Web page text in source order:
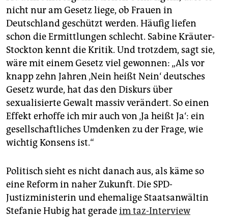
nicht nur am Gesetz liege, ob Frauen in
Deutschland geschützt werden. Häufig liefen
schon die Ermittlungen schlecht. Sabine Kräuter-
Stockton kennt die Kritik. Und trotzdem, sagt sie,
wäre mit einem Gesetz viel gewonnen: „Als vor
knapp zehn Jahren ‚Nein heißt Nein‘ deutsches
Gesetz wurde, hat das den Diskurs über
sexualisierte Gewalt massiv verändert. So einen
Effekt erhoffe ich mir auch von ‚Ja heißt Ja‘: ein
gesellschaftliches Umdenken zu der Frage, wie
wichtig Konsens ist.“
Politisch sieht es nicht danach aus, als käme so
eine Reform in naher Zukunft. Die SPD-
Justizministerin und ehemalige Staatsanwältin
Stefanie Hubig hat geradeim taz-Interview